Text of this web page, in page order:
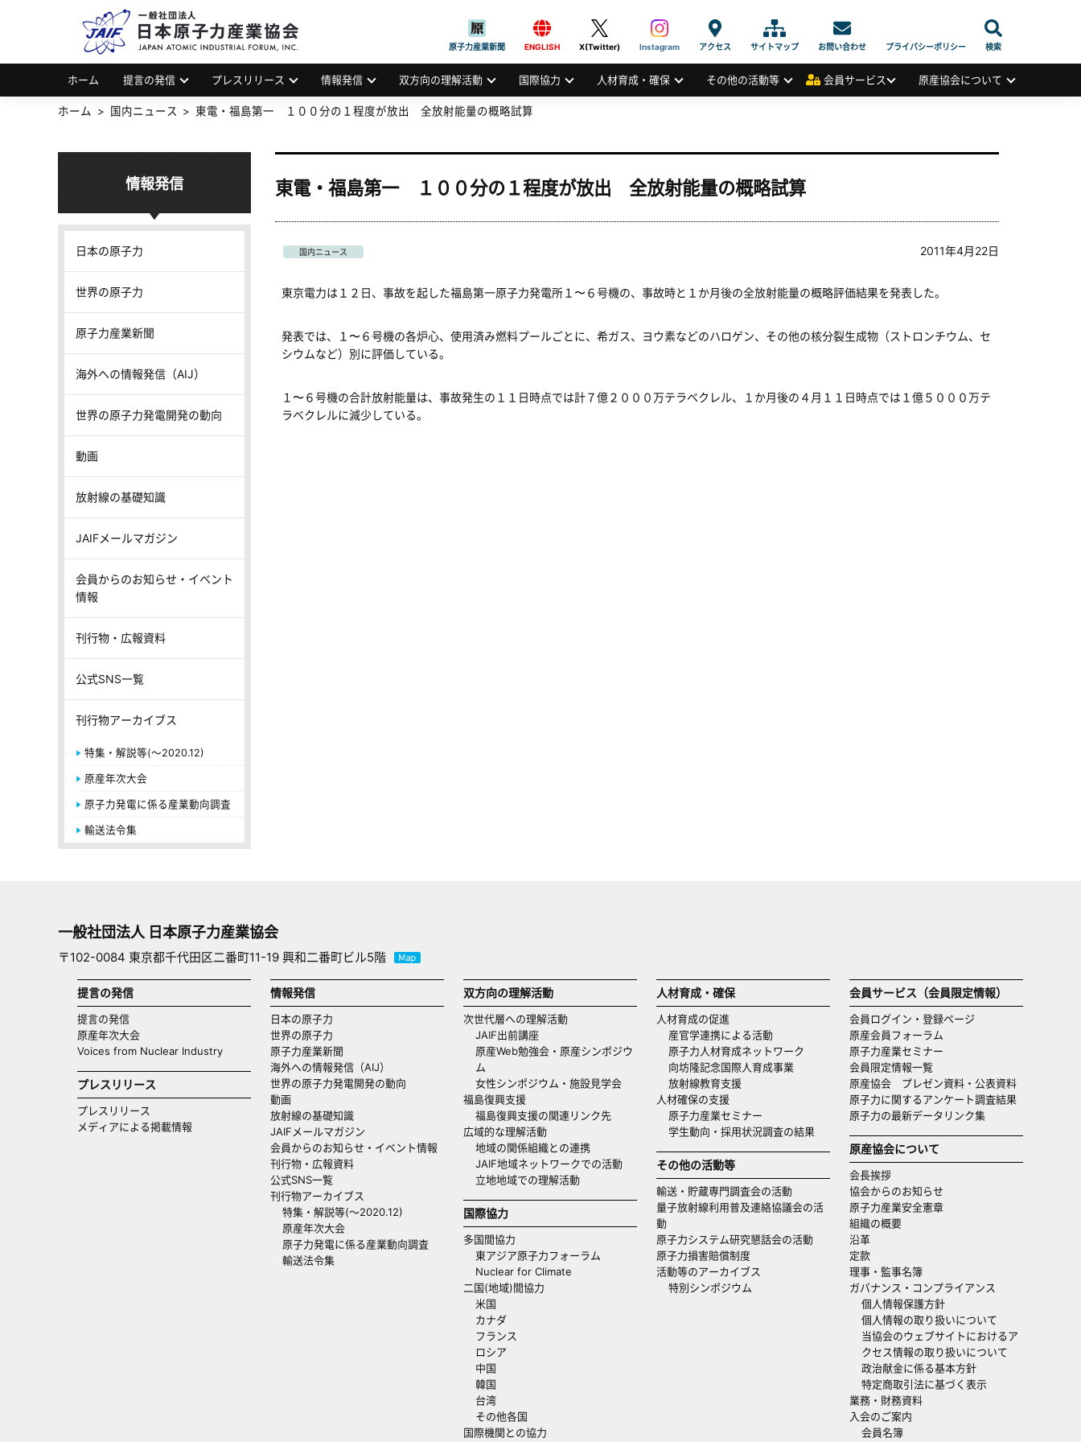
JAPAN ATOMIC INDUSTRIAL FORUM, INC.
原子力産業新聞 ENGLISH X(Twitter) Instagram アクセス サイトマップ お問い合わせ プライバシーポリシー 検索
ホーム 提言の発信 プレスリリース 情報発信 双方向の理解活動 国際協力 人材育成・確保 その他の活動等 会員サービス 原産協会について
ホーム 国内ニュース 東電・福島第一 １００分の１程度が放出 全放射能量の概略試算
東電・福島第一 １００分の１程度が放出 全放射能量の概略試算
国内ニュース 2011年4月22日
東京電力は１２日、事故を起した福島第一原子力発電所１〜６号機の、事故時と１か月後の全放射能量の概略評価結果を発表した。
発表では、１〜６号機の各炉心、使用済み燃料プールごとに、希ガス、ヨウ素などのハロゲン、その他の核分裂生成物（ストロンチウム、セ
シウムなど）別に評価している。
１〜６号機の合計放射能量は、事故発生の１１日時点では計７億２０００万テラベクレル、１か月後の４月１１日時点では１億５０００万テ
ラベクレルに減少している。
情報発信
日本の原子力
世界の原子力
原子力産業新聞
海外への情報発信（AIJ）
世界の原子力発電開発の動向
動画
放射線の基礎知識
JAIFメールマガジン
会員からのお知らせ・イベント
情報
刊行物・広報資料
公式SNS一覧
刊行物アーカイブス
特集・解説等(～2020.12)
原産年次大会
原子力発電に係る産業動向調査
輸送法令集
一般社団法人 日本原子力産業協会
〒102-0084 東京都千代田区二番町11-19 興和二番町ビル5階
提言の発信
提言の発信
原産年次大会
Voices from Nuclear Industry
プレスリリース
プレスリリース
メディアによる掲載情報
情報発信
日本の原子力
世界の原子力
原子力産業新聞
海外への情報発信（AIJ）
世界の原子力発電開発の動向
動画
放射線の基礎知識
JAIFメールマガジン
会員からのお知らせ・イベント情報
刊行物・広報資料
公式SNS一覧
刊行物アーカイブス
特集・解説等(～2020.12)
原産年次大会
原子力発電に係る産業動向調査
輸送法令集
双方向の理解活動
次世代層への理解活動
JAIF出前講座
原産Web勉強会・原産シンポジウ
ム
女性シンポジウム・施設見学会
福島復興支援
福島復興支援の関連リンク先
広域的な理解活動
地域の関係組織との連携
JAIF地域ネットワークでの活動
立地地域での理解活動
国際協力
多国間協力
東アジア原子力フォーラム
Nuclear for Climate
二国(地域)間協力
米国
カナダ
フランス
ロシア
中国
韓国
台湾
その他各国
国際機関との協力
人材育成・確保
人材育成の促進
産官学連携による活動
原子力人材育成ネットワーク
向坊隆記念国際人育成事業
放射線教育支援
人材確保の支援
原子力産業セミナー
学生動向・採用状況調査の結果
その他の活動等
輸送・貯蔵専門調査会の活動
量子放射線利用普及連絡協議会の活
動
原子力システム研究懇話会の活動
原子力損害賠償制度
活動等のアーカイブス
特別シンポジウム
会員サービス（会員限定情報）
会員ログイン・登録ページ
原産会員フォーラム
原子力産業セミナー
会員限定情報一覧
原産協会 プレゼン資料・公表資料
原子力に関するアンケート調査結果
原子力の最新データリンク集
原産協会について
会長挨拶
協会からのお知らせ
原子力産業安全憲章
組織の概要
沿革
定款
理事・監事名簿
ガバナンス・コンプライアンス
個人情報保護方針
個人情報の取り扱いについて
当協会のウェブサイトにおけるア
クセス情報の取り扱いについて
政治献金に係る基本方針
特定商取引法に基づく表示
業務・財務資料
入会のご案内
会員名簿